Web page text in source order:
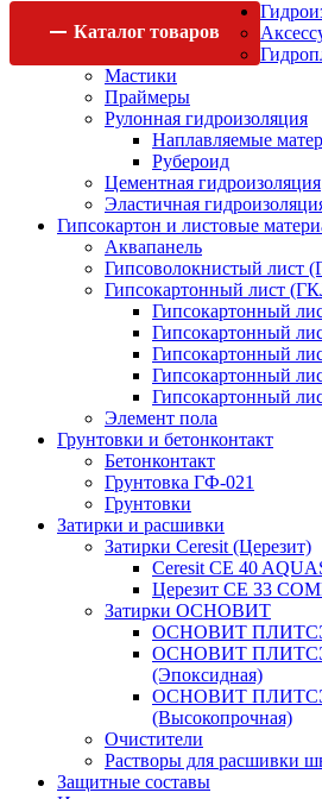
Каталог товаров
Мастики
Праймеры
Рулонная гидроизоляция
Наплавляемые
Рубероид
Цементная гидроизоляция
Эластичная
Гипсокартон и листовые
Аквапанель
Гипсоволокнистый лист
Гипсокартонный лист
Гипсокартонный
Гипсокартонный
Гипсокартонный
Гипсокартонный
Гипсокартонный
Элемент пола
Грунтовки и бетонконтакт
Бетонконтакт
Грунтовка ГФ-021
Грунтовки
Затирки и расшивки
Затирки Ceresit (Церезит)
Ceresit CE 40
Церезит CE 33
Затирки ОСНОВИТ
ОСНОВИТ
ОСНОВИТ
(Эпоксидная)
ОСНОВИТ
(Высокопрочная)
Очистители
Растворы для расшивки
Защитные составы